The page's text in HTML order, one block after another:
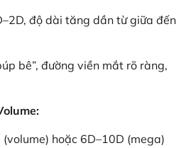
độ dài tăng dần từ giữa đến
bê”, đường viền mắt rõ ràng,
(volume) hoặc 6D–10D (mega)